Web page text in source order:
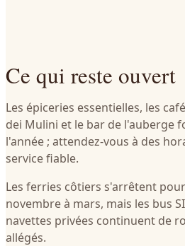
Ce qui reste ouvert
Les épiceries essentielles, les
dei Mulini et le bar de l'auberge
l'année ; attendez-vous à des
service fiable.
Les ferries côtiers s'arrêtent
novembre à mars, mais les bus
navettes privées continuent de
allégés.